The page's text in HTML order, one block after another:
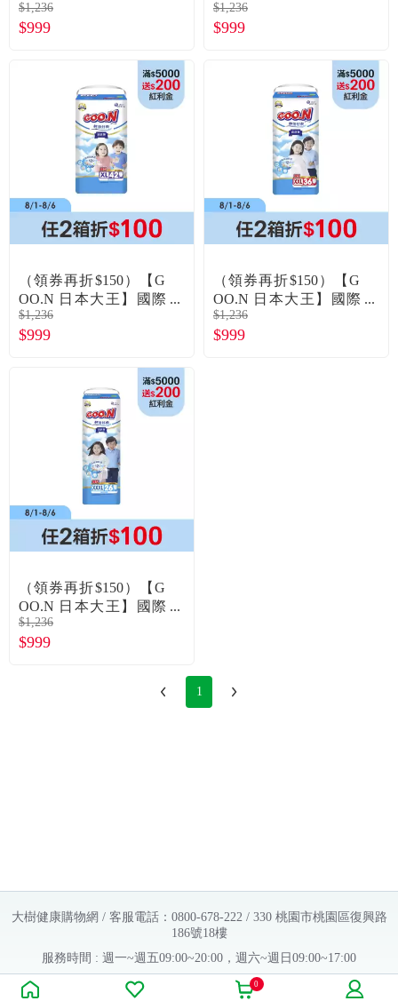
關於我們
常見問題
版輕薄舒爽褲型紙尿褲
／拉拉褲（M56片X4包
$1,236
$999
版輕薄舒爽褲型紙尿褲
／拉拉褲（L46片X4包
$1,236
$999
（領券再折$150）【G
OO.N 日本大王】國際
版輕薄舒爽褲型紙尿褲
／拉拉褲（XL42片X4
$1,236
$999
（領券再折$150）【G
OO.N 日本大王】國際
版輕薄舒爽褲型紙尿褲
／拉拉褲（XXL36片X4
$1,236
$999
（領券再折$150）【G
OO.N 日本大王】國際
版輕薄舒爽褲型紙尿褲
／拉拉褲（XXXL26片
$1,236
$999
1
大樹健康購物網 / 客服電話：0800-678-222 / 330 桃園市桃園區復興路
186號18樓
服務時間 : 週一~週五09:00~20:00，週六~週日09:00~17:00
Copyright © 2016 大樹連鎖藥局. All Rights Reserved.
0